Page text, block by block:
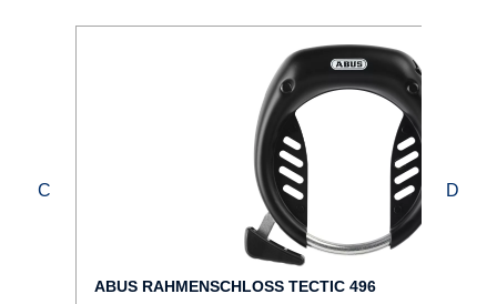
ABUS RAHMENSCHLOSS TECTIC 496